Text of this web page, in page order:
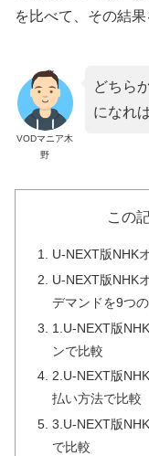
を比べて、その結果
VODマニア木
野
どちら
になれ
この
U-NEXT版NHK
U-NEXT版NHK
デマンドを9つ
1.U-NEXT版
ンで比較
2.U-NEXT版
払い方法で比較
3.U-NEXT版
で比較